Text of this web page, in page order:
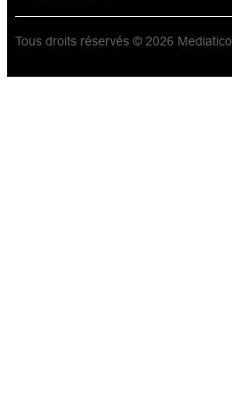
Tous droits réservés © 2026 Mediatico